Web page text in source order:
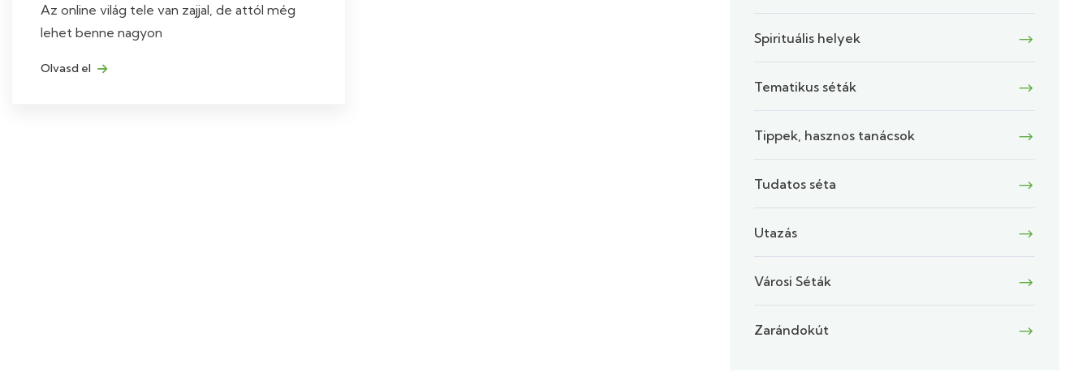
Az online világ tele van zajjal, de attól még
lehet benne nagyon
Olvasd el
Spirituális helyek
Tematikus séták
Tippek, hasznos tanácsok
Tudatos séta
Utazás
Városi Séták
Zarándokút